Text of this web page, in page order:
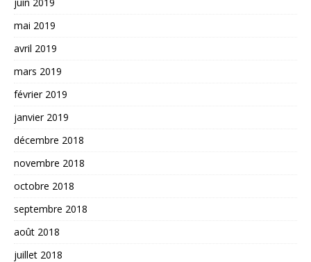
mai 2019
avril 2019
mars 2019
février 2019
janvier 2019
décembre 2018
novembre 2018
octobre 2018
septembre 2018
août 2018
juillet 2018